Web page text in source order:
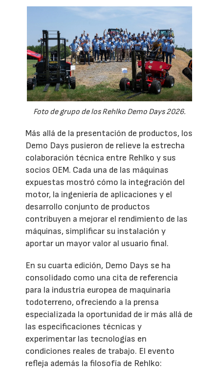
Foto de grupo de los Rehlko Demo Days 2026.
Más allá de la presentación de productos, los
Demo Days pusieron de relieve la estrecha
colaboración técnica entre Rehlko y sus
socios OEM. Cada una de las máquinas
expuestas mostró cómo la integración del
motor, la ingeniería de aplicaciones y el
desarrollo conjunto de productos
contribuyen a mejorar el rendimiento de las
máquinas, simplificar su instalación y
aportar un mayor valor al usuario final.
En su cuarta edición, Demo Days se ha
consolidado como una cita de referencia
para la industria europea de maquinaria
todoterreno, ofreciendo a la prensa
especializada la oportunidad de ir más allá de
las especificaciones técnicas y
experimentar las tecnologías en
condiciones reales de trabajo. El evento
refleja además la filosofía de Rehlko: